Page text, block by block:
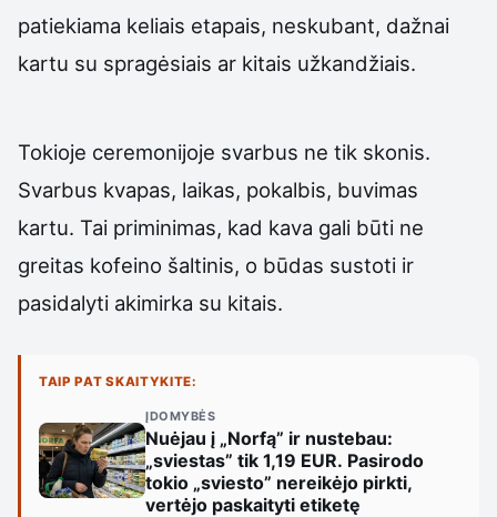
patiekiama keliais etapais, neskubant, dažnai
kartu su spragėsiais ar kitais užkandžiais.
Tokioje ceremonijoje svarbus ne tik skonis.
Svarbus kvapas, laikas, pokalbis, buvimas
kartu. Tai priminimas, kad kava gali būti ne
greitas kofeino šaltinis, o būdas sustoti ir
pasidalyti akimirka su kitais.
TAIP PAT SKAITYKITE:
ĮDOMYBĖS
Nuėjau į „Norfą” ir nustebau:
„sviestas” tik 1,19 EUR. Pasirodo
tokio „sviesto” nereikėjo pirkti,
vertėjo paskaityti etiketę